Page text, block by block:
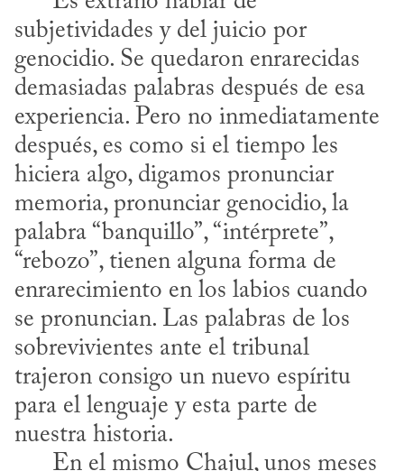
subjetividades y del juicio por
genocidio. Se quedaron enrarecidas
demasiadas palabras después de esa
experiencia. Pero no inmediatamente
después, es como si el tiempo les
hiciera algo, digamos pronunciar
memoria, pronunciar genocidio, la
palabra “banquillo”, “intérprete”,
“rebozo”, tienen alguna forma de
enrarecimiento en los labios cuando
se pronuncian. Las palabras de los
sobrevivientes ante el tribunal
trajeron consigo un nuevo espíritu
para el lenguaje y esta parte de
nuestra historia.